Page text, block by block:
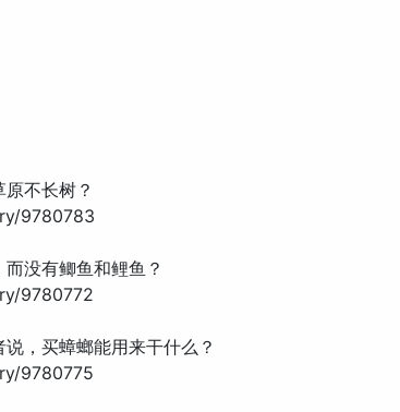
不长树？
9780783
没有鲫鱼和鲤鱼？
9780772
，买蟑螂能用来干什么？
9780775